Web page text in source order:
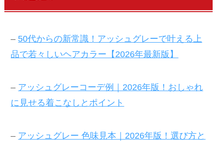
– 50代からの新常識！アッシュグレーで叶える上
品で若々しいヘアカラー【2026年最新版】
– アッシュグレーコーデ例｜2026年版！おしゃれ
に見せる着こなしとポイント
– アッシュグレー 色味見本｜2026年版！選び方と